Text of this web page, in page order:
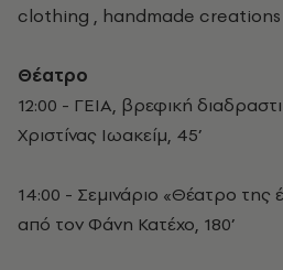
clothing , handmade creations
Θέατρο
12:00 - ΓΕΙΑ, βρεφική
Χριστίνας Ιωακείμ, 45’
14:00 - Σεμινάριο «Θέατρο
από τον Φάνη Κατέχο, 180’